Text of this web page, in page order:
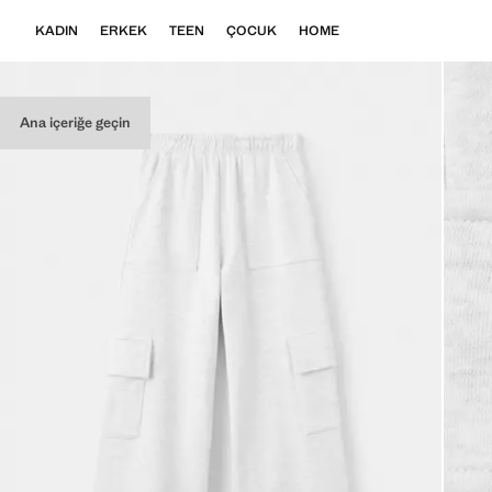
Ana içeriğe geçin
KADIN ERKEK TEEN ÇOCUK HOME